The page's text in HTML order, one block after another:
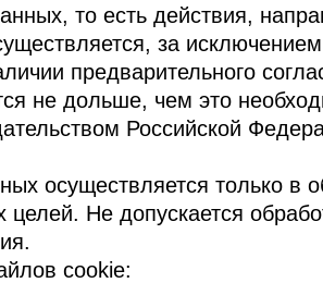
то есть действия,
за
предварительного
не дольше, чем это
Российской
осуществляется только в
целей. Не допускается
cookie: